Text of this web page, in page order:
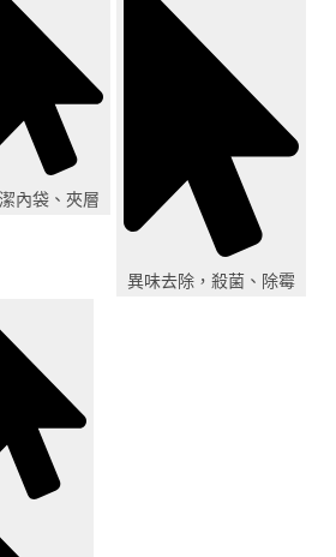
內袋、夾層
異味去除，殺菌、除霉